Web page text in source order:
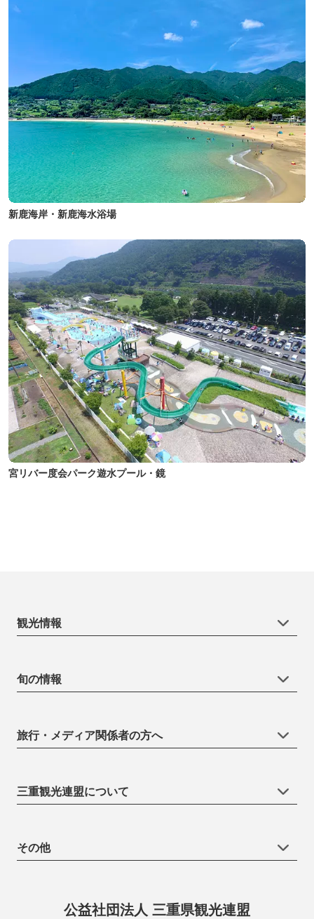
新鹿海岸・新鹿海水浴場
宮リバー度会パーク遊水プール・鏡
観光情報
旬の情報
旅行・メディア関係者の方へ
三重観光連盟について
その他
公益社団法人 三重県観光連盟